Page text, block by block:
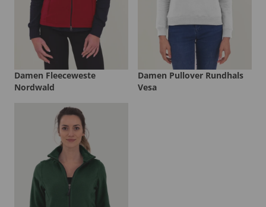
Damen Fleeceweste
Nordwald
Damen Pullover Rundhals
Vesa